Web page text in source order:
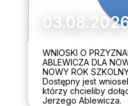
WNIOSKI O
ABLEWICZA DLA
NOWY ROK
Dostępny jest
którzy chcieliby
Jerzego Ablewicza.